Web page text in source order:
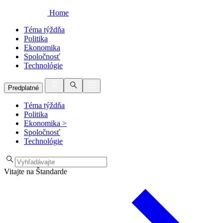
Home
Téma týždňa
Politika
Ekonomika
Spoločnosť
Technológie
Predplatné
Téma týždňa
Politika
Ekonomika >
Spoločnosť
Technológie
Vitajte na Štandarde